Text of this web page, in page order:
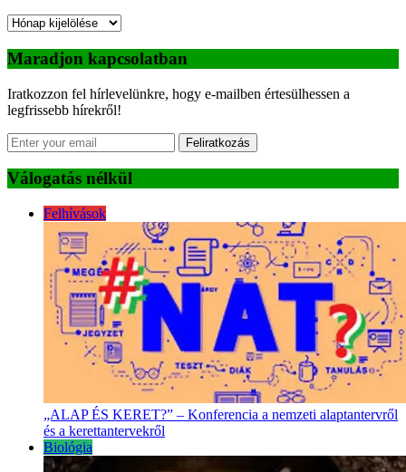
Archívum
Maradjon kapcsolatban
Iratkozzon fel hírlevelünkre, hogy e-mailben értesülhessen a
legfrissebb hírekről!
Feliratkozás
Válogatás nélkül
Felhívások
„ALAP ÉS KERET?” – Konferencia a nemzeti alaptantervről
és a kerettantervekről
Biológia